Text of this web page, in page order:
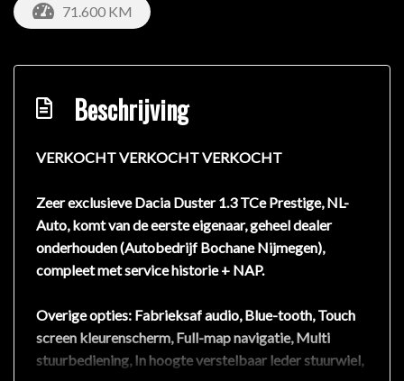
71.600 KM
Beschrijving
VERKOCHT VERKOCHT VERKOCHT
Zeer exclusieve Dacia Duster 1.3 TCe Prestige, NL-
Auto, komt van de eerste eigenaar, geheel dealer
onderhouden (Autobedrijf Bochane Nijmegen),
compleet met service historie + NAP.
Overige opties: Fabrieksaf audio, Blue-tooth, Touch
screen kleurenscherm, Full-map navigatie, Multi
stuurbediening, In hoogte verstelbaar leder stuurwiel,